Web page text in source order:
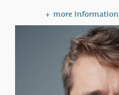
more information